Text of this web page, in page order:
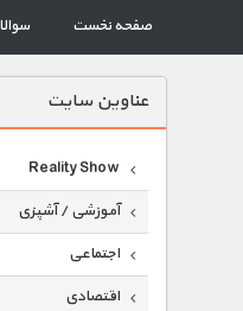
صفحه نخست
عناوين سايت
Reality Show
آموزشی / آشپزی
اجتماعی
اقتصادی